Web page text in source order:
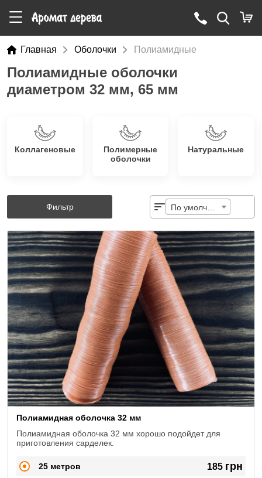
Главная Оболочки Полиамидные
Полиамидные оболочки
диаметром 32 мм, 65 мм
Коллагеновые
Полимерные
оболочки
Натуральные
Фильтр
Полиамидная оболочка 32 мм
Полиамидная оболочка 32 мм хорошо подойдет для
приготовления сарделек.
25 метров 185 грн